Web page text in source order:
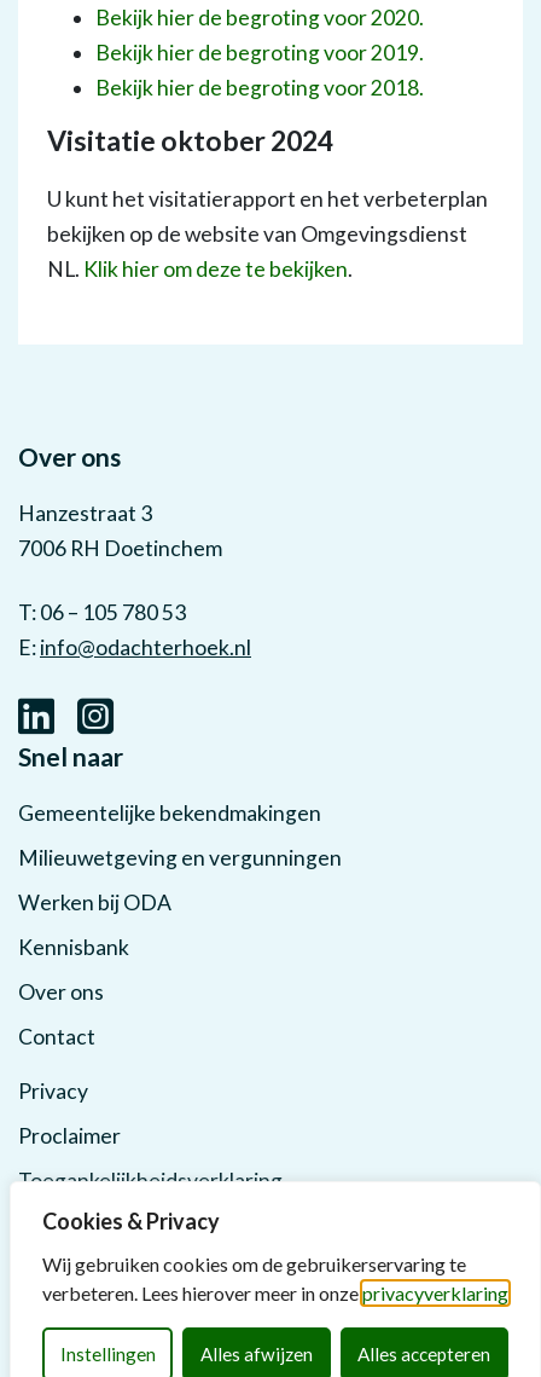
Cookies & Privacy
Wij gebruiken cookies om de gebruikerservaring te
verbeteren. Lees hierover meer in onzeprivacyverklaring
Instellingen Alles afwijzen Alles accepteren
Bekijk hier de begroting voor 2020.
Bekijk hier de begroting voor 2019.
Bekijk hier de begroting voor 2018.
Visitatie oktober 2024
U kunt het visitatierapport en het verbeterplan
bekijken op de website van Omgevingsdienst
NL. Klik hier om deze te bekijken.
Over ons
Hanzestraat 3
7006 RH Doetinchem
T: 06 – 105 780 53
E:info@odachterhoek.nl
Snel naar
Gemeentelijke bekendmakingen
Milieuwetgeving en vergunningen
Werken bij ODA
Kennisbank
Over ons
Contact
Privacy
Proclaimer
Toegankelijkheidsverklaring